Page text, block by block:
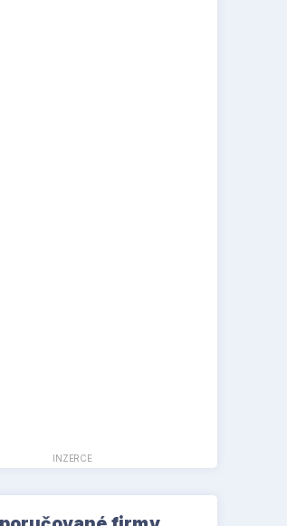
INZERCE